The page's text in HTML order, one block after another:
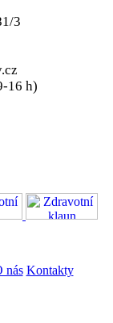
3
16 h)
nás Kontakty